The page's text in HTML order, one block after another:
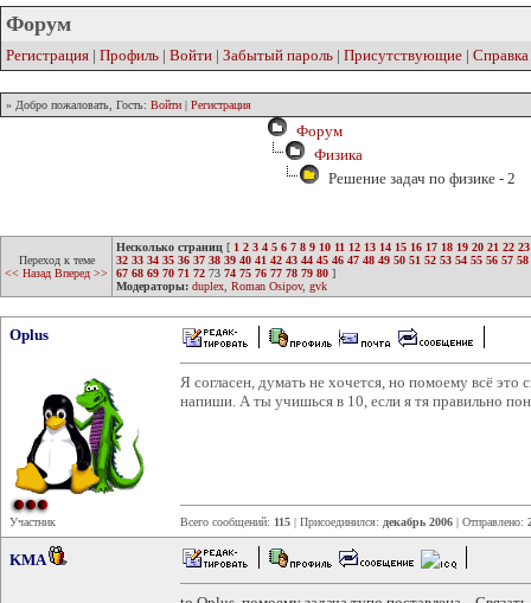
Форум
Регистрация | Профиль | Войти | Забытый пароль | Присутствующие | Справка
» Добро пожаловать, Гость: Войти | Регистрация
Форум
Физика
Решение задач по физике - 2
Переход к теме
<< Назад Вперед >>
Несколько страниц [ 1 2 3 4 5 6 7 8 9 10 11 12 13 14 15 16 17 18 19 20 21 22 23
32 33 34 35 36 37 38 39 40 41 42 43 44 45 46 47 48 49 50 51 52 53 54 55 56 57 58
67 68 69 70 71 72 73 74 75 76 77 78 79 80 ]
Модераторы: duplex Roman Osipov, gvk
Oplus
Участник
Я согласен, думать не хочется, но помоему всё это
напиши. А ты учишься в 10, если я тя правильно
Всего сообщений: 115 | Присоединился: декабрь 2006 | Отправлено:
KMA